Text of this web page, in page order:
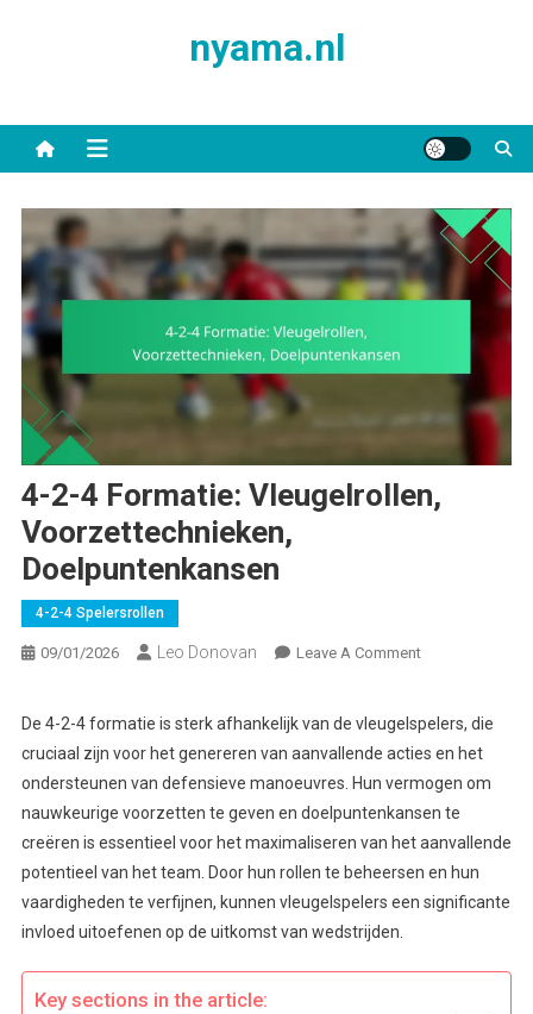
nyama.nl
4-2-4 Formatie: Vleugelrollen,
Voorzettechnieken,
Doelpuntenkansen
4-2-4 Spelersrollen
09/01/2026 Leo Donovan Leave A CommentOn
4
Formatie:
Vleugelrollen,
De 4-2-4 formatie is sterk afhankelijk van de vleugelspelers, die
cruciaal zijn voor het genereren van aanvallende acties en het
ondersteunen van defensieve manoeuvres. Hun vermogen om
nauwkeurige voorzetten te geven en doelpuntenkansen te
creëren is essentieel voor het maximaliseren van het aanvallende
potentieel van het team. Door hun rollen te beheersen en hun
vaardigheden te verfijnen, kunnen vleugelspelers een significante
invloed uitoefenen op de uitkomst van wedstrijden.
Key sections in the article: